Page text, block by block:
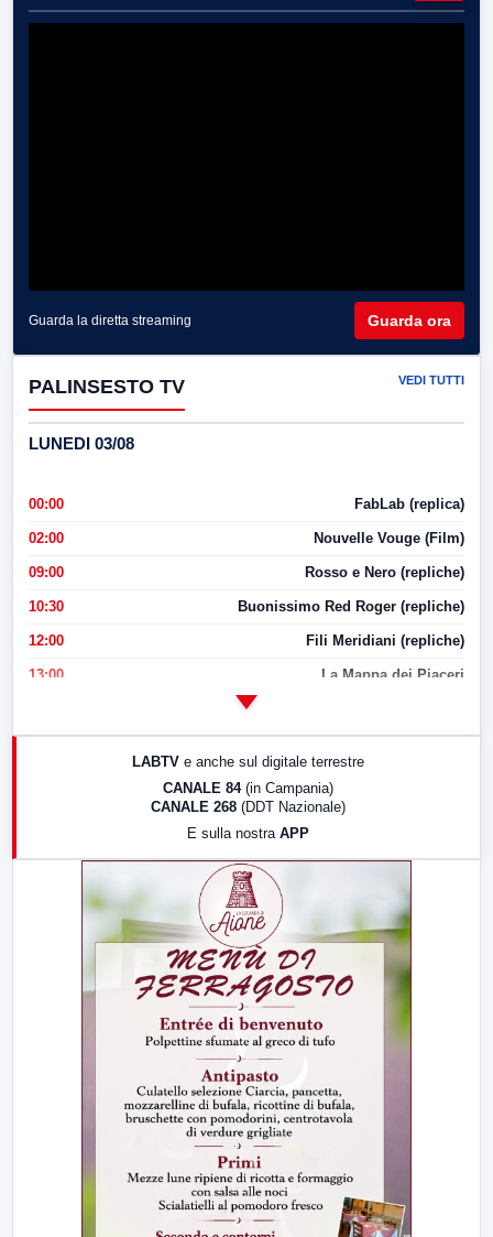
Guarda la diretta streaming Guarda ora
PALINSESTO TV VEDI TUTTI
LUNEDI 03/08
00:00 FabLab (replica)
02:00 Nouvelle Vouge (Film)
09:00 Rosso e Nero (repliche)
10:30 Buonissimo Red Roger (repliche)
12:00 Fili Meridiani (repliche)
13:00 La Mappa dei Piaceri
17:00 LabNews (replica)
LABTV e anche sul digitale terrestre
CANALE 84 (in Campania)
CANALE 268 (DDT Nazionale)
E sulla nostra APP